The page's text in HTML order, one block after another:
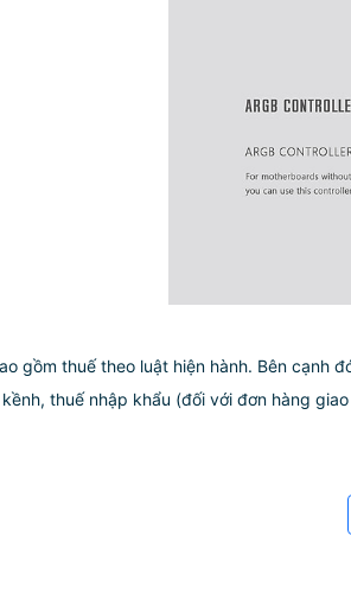
gồm thuế theo luật hiện hành. Bên cạnh
thuế nhập khẩu (đối với đơn hàng